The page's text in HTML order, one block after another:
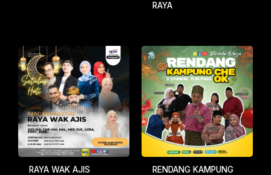
RAYA
RAYA WAK AJIS
RENDANG KAMPUNG